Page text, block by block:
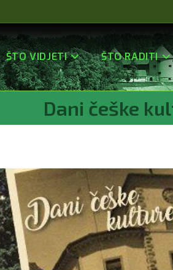
ŠTO VIDJETI ŠTO RADITI
Dani češke